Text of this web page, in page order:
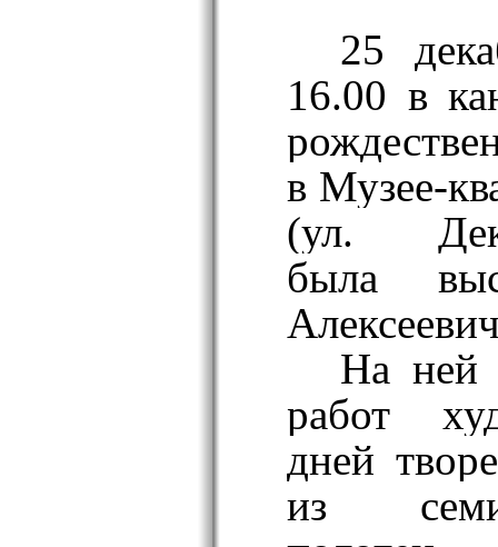
25
16.00 в
в Музее-
(ул.
была
На ней
работ
дней
из